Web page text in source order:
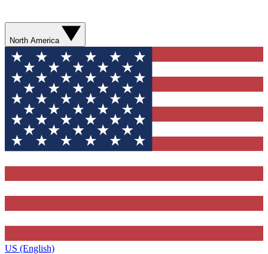
North America
US (English)